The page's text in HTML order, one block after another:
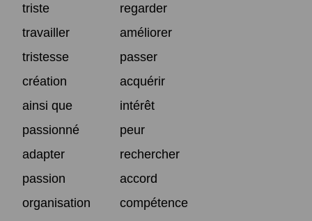
triste
regarder
travailler
améliorer
tristesse
passer
création
acquérir
ainsi que
intérêt
passionné
peur
adapter
rechercher
passion
accord
organisation
compétence